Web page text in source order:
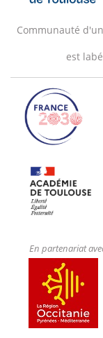
Communauté
est
En partenariat